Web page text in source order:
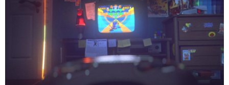
渲染對於設計工作流程來說至關重要。由於觀眾和客戶期望